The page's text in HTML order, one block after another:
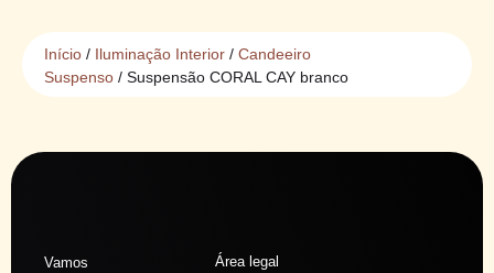
Início / Iluminação Interior / Candeeiro
Suspenso / Suspensão CORAL CAY branco
Vamos
Área legal